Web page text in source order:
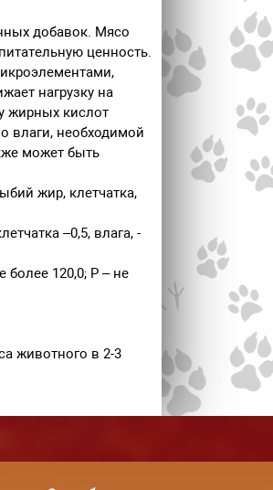
добавок. Мясо
ценность.
нагрузку на
жирных кислот
влаги, необходимой
может быть
жир, клетчатка,
–0,5, влага, -
120,0; Р – не
животного в 2-3